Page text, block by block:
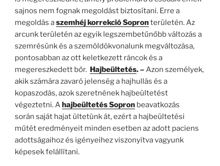
sajnos nem fognak megoldást biztosítani. Erre a
megoldás aszemhéj korrekció Sopronterületén. Az
arcunk területén az egyik legszembetűnőbb változás a
szemrésünk és a szemöldökvonalunk megváltozása,
pontosabban az ott keletkezett ráncok és a
megereszkedett bőr. Hajbeültetés. –Azon személyek,
akik számára zavaró jelenség a hajhullás és a
kopaszodás, azok szeretnének hajbeültetést
végeztetni. Ahajbeültetés Sopron beavatkozás
során saját hajat ültetünk át, ezért a hajbeültetési
műtét eredményeit minden esetben az adott paciens
adottságaihoz és igényeihez viszonyítva vagyunk
képesek felállítani.